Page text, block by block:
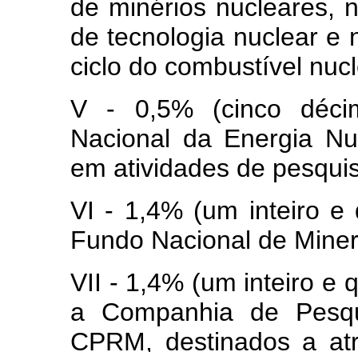
de minérios nucleares,
de tecnologia nuclear e
ciclo do combustível
V - 0,5% (cinco
Nacional da Energia
em atividades de
VI - 1,4% (um inteiro e
Fundo Nacional de
VII - 1,4% (um inteiro e
a Companhia de
CPRM, destinados a